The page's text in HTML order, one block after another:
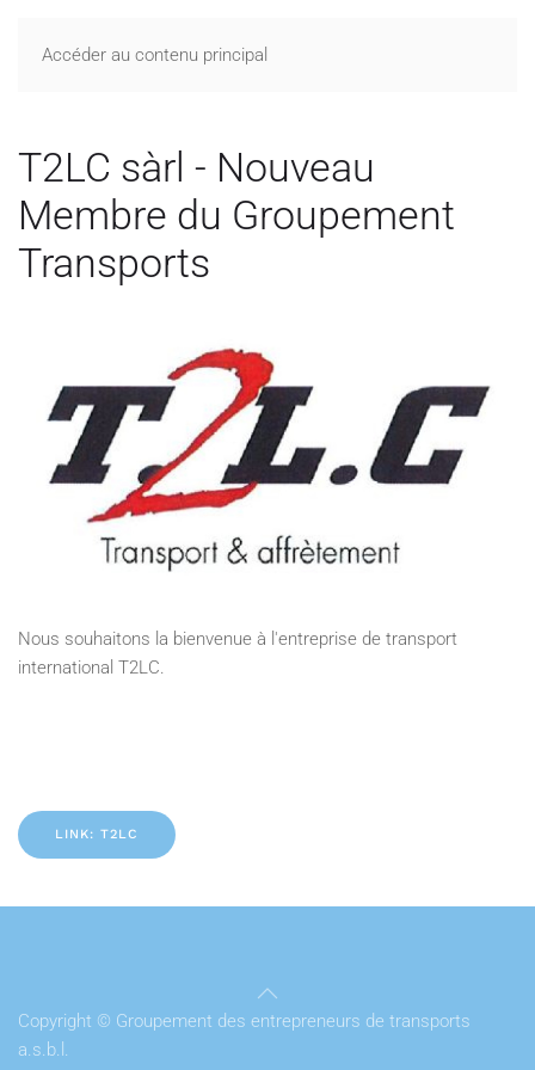
Accéder au contenu principal
T2LC sàrl - Nouveau
Membre du Groupement
Transports
Nous souhaitons la bienvenue à l'entreprise de transport
international T2LC.
LINK: T2LC
Copyright © Groupement des entrepreneurs de transports
a.s.b.l.